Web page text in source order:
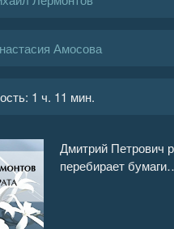
Амосова
1 ч. 11 мин.
Дмитрий Петрович
перебирает